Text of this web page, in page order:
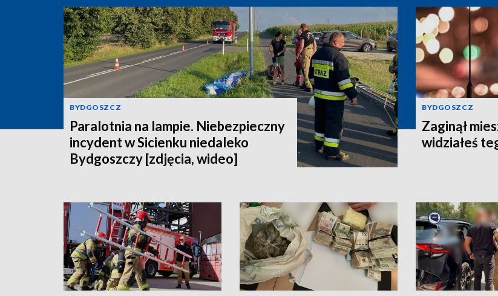
BYDGOSZCZ
Paralotnia na lampie. Niebezpieczny
incydent w Sicienku niedaleko
Bydgoszczy [zdjęcia, wideo]
BYDGOSZCZ
Zaginął
widziałeś